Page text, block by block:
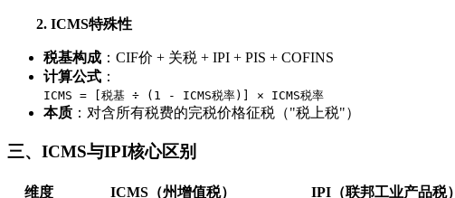
2. ICMS特殊性
税基构成 ：CIF价 + 关税 + IPI + PIS + COFINS
计算公式 ：
ICMS = [税基 ÷ (1 - ICMS税率)] × ICMS税率
本质 ：对含所有税费的完税价格征税（"税上税"）
三、ICMS与IPI核心区别
维度 ICMS（州增值税） IPI（联邦工业产品税）